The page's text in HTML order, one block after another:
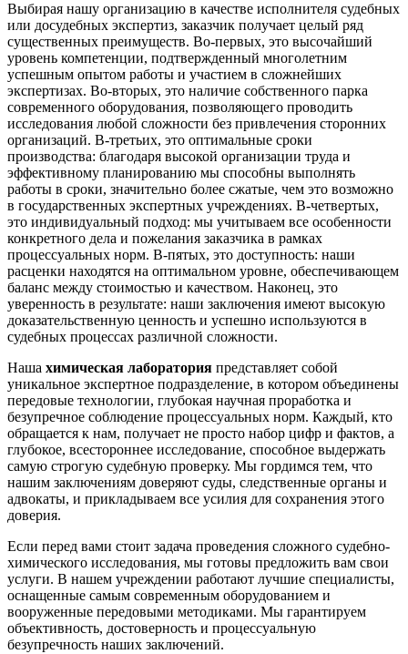
Выбирая нашу организацию в качестве исполнителя судебных
или досудебных экспертиз, заказчик получает целый ряд
существенных преимуществ. Во-первых, это высочайший
уровень компетенции, подтвержденный многолетним
успешным опытом работы и участием в сложнейших
экспертизах. Во-вторых, это наличие собственного парка
современного оборудования, позволяющего проводить
исследования любой сложности без привлечения сторонних
организаций. В-третьих, это оптимальные сроки
производства: благодаря высокой организации труда и
эффективному планированию мы способны выполнять
работы в сроки, значительно более сжатые, чем это возможно
в государственных экспертных учреждениях. В-четвертых,
это индивидуальный подход: мы учитываем все особенности
конкретного дела и пожелания заказчика в рамках
процессуальных норм. В-пятых, это доступность: наши
расценки находятся на оптимальном уровне, обеспечивающем
баланс между стоимостью и качеством. Наконец, это
уверенность в результате: наши заключения имеют высокую
доказательственную ценность и успешно используются в
судебных процессах различной сложности.
Наша химическая лаборатория представляет собой
уникальное экспертное подразделение, в котором объединены
передовые технологии, глубокая научная проработка и
безупречное соблюдение процессуальных норм. Каждый, кто
обращается к нам, получает не просто набор цифр и фактов, а
глубокое, всестороннее исследование, способное выдержать
самую строгую судебную проверку. Мы гордимся тем, что
нашим заключениям доверяют суды, следственные органы и
адвокаты, и прикладываем все усилия для сохранения этого
доверия.
Если перед вами стоит задача проведения сложного судебно-
химического исследования, мы готовы предложить вам свои
услуги. В нашем учреждении работают лучшие специалисты,
оснащенные самым современным оборудованием и
вооруженные передовыми методиками. Мы гарантируем
объективность, достоверность и процессуальную
безупречность наших заключений.